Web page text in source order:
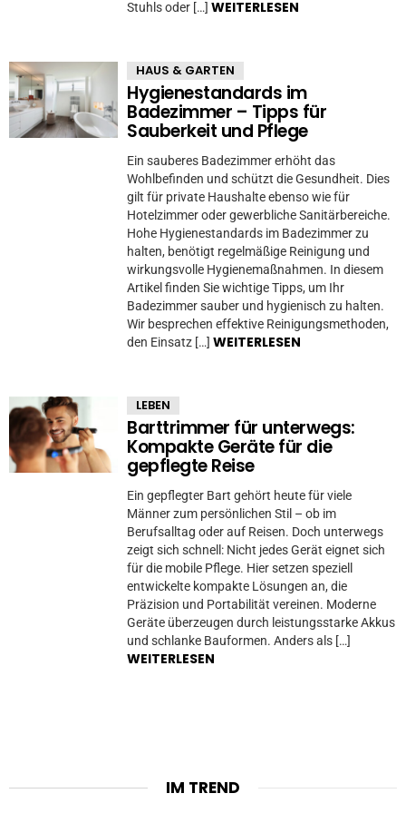
Stuhls oder […] WEITERLESEN
HAUS & GARTEN
Hygienestandards im
Badezimmer – Tipps für
Sauberkeit und Pflege
Ein sauberes Badezimmer erhöht das
Wohlbefinden und schützt die Gesundheit. Dies
gilt für private Haushalte ebenso wie für
Hotelzimmer oder gewerbliche Sanitärbereiche.
Hohe Hygienestandards im Badezimmer zu
halten, benötigt regelmäßige Reinigung und
wirkungsvolle Hygienemaßnahmen. In diesem
Artikel finden Sie wichtige Tipps, um Ihr
Badezimmer sauber und hygienisch zu halten.
Wir besprechen effektive Reinigungsmethoden,
den Einsatz […] WEITERLESEN
LEBEN
Barttrimmer für unterwegs:
Kompakte Geräte für die
gepflegte Reise
Ein gepflegter Bart gehört heute für viele
Männer zum persönlichen Stil – ob im
Berufsalltag oder auf Reisen. Doch unterwegs
zeigt sich schnell: Nicht jedes Gerät eignet sich
für die mobile Pflege. Hier setzen speziell
entwickelte kompakte Lösungen an, die
Präzision und Portabilität vereinen. Moderne
Geräte überzeugen durch leistungsstarke Akkus
und schlanke Bauformen. Anders als […]
WEITERLESEN
IM TREND